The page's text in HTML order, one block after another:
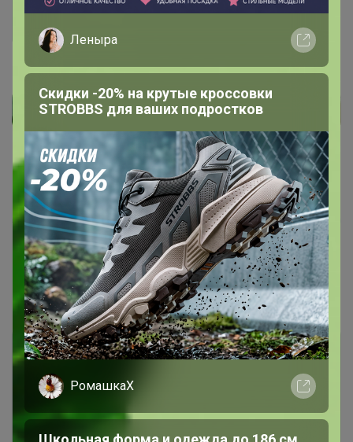
Показаны записи1-6из6.
Леныра
Скидки -20% на крутые кроссовки
STROBBS для ваших подростков
РомашкаХ